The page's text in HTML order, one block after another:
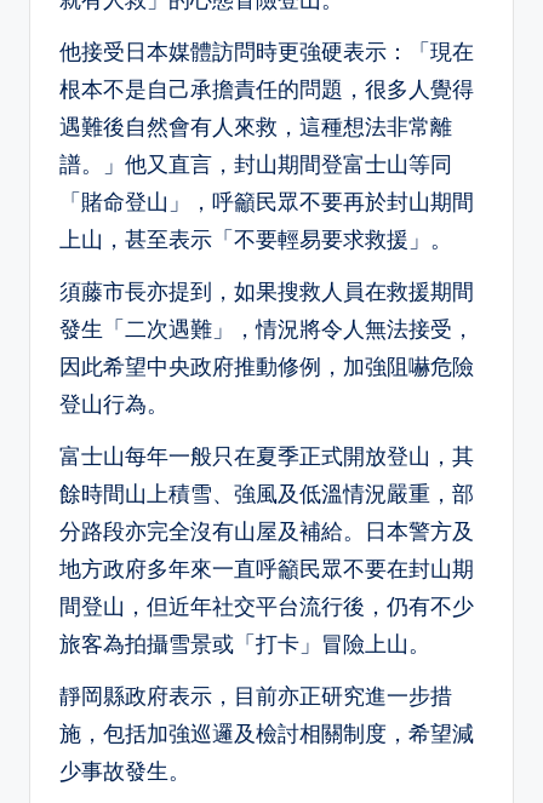
他接受日本媒體訪問時更強硬表示：「現在
根本不是自己承擔責任的問題，很多人覺得
遇難後自然會有人來救，這種想法非常離
譜。」他又直言，封山期間登富士山等同
「賭命登山」，呼籲民眾不要再於封山期間
上山，甚至表示「不要輕易要求救援」。
須藤市長亦提到，如果搜救人員在救援期間
發生「二次遇難」，情況將令人無法接受，
因此希望中央政府推動修例，加強阻嚇危險
登山行為。
富士山每年一般只在夏季正式開放登山，其
餘時間山上積雪、強風及低溫情況嚴重，部
分路段亦完全沒有山屋及補給。日本警方及
地方政府多年來一直呼籲民眾不要在封山期
間登山，但近年社交平台流行後，仍有不少
旅客為拍攝雪景或「打卡」冒險上山。
靜岡縣政府表示，目前亦正研究進一步措
施，包括加強巡邏及檢討相關制度，希望減
少事故發生。